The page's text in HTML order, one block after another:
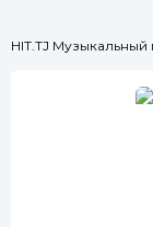
HIT.TJ Музыкальный